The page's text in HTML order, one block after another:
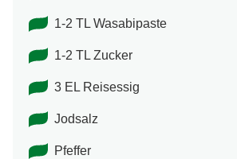
1-2 TL Wasabipaste
1-2 TL Zucker
3 EL Reisessig
Jodsalz
Pfeffer